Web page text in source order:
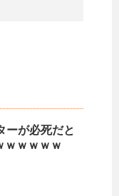
ーが必死だと
ｗｗｗｗｗ